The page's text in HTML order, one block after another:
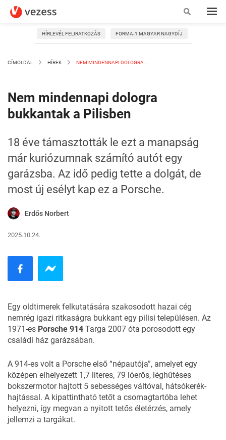
HÍRLEVÉL FELIRATKOZÁS FORMA-1 MAGYAR NAGYDÍJ
CÍMOLDAL HÍREK NEM MINDENNAPI DOLOGRA...
Nem mindennapi dologra
bukkantak a Pilisben
18 éve támasztották le ezt a manapság
már kuriózumnak számító autót egy
garázsba. Az idő pedig tette a dolgát, de
most új esélyt kap ez a Porsche.
Erdős Norbert
2025.10.24.
Egy oldtimerek felkutatására szakosodott hazai cég
nemrég igazi ritkaságra bukkant egy pilisi településen. Az
1971-es Porsche 914 Targa 2007 óta porosodott egy
családi ház garázsában.
A 914-es volt a Porsche első “népautója”, amelyet egy
középen elhelyezett 1,7 literes, 79 lóerős, léghűtéses
bokszermotor hajtott 5 sebességes váltóval, hátsókerék-
hajtással. A kipattintható tetőt a csomagtartóba lehet
helyezni, így megvan a nyitott tetős életérzés, amely
jellemzi a targákat.